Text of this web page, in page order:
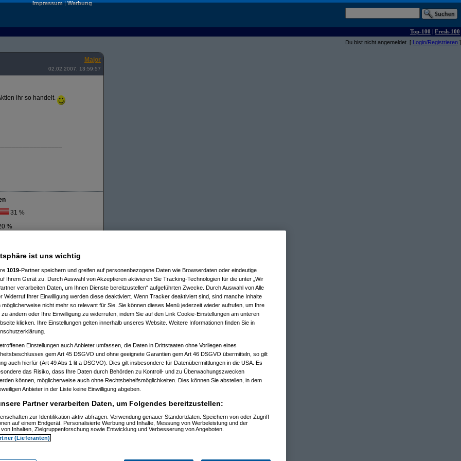
Impressum|Werbung
Top-100 | Fresh-100
Du bist nicht angemeldet. [ Login/Registrieren ]
Major
02.02.2007, 13:59:57
ihr so handelt.
31 %
%
ist uns wichtig
1019-Partner speichern und greifen auf personenbezogene Daten wie Browserdaten oder eindeutige
Ihrem Gerät zu. Durch Auswahl von Akzeptieren aktivieren Sie Tracking-Technologien für die unter „Wir
verarbeiten Daten, um Ihnen Dienste bereitzustellen“ aufgeführten Zwecke. Durch Auswahl von Alle
Widerruf Ihrer Einwilligung werden diese deaktiviert. Wenn Tracker deaktiviert sind, sind manche Inhalte
möglicherweise nicht mehr so relevant für Sie. Sie können dieses Menü jederzeit wieder aufrufen, um Ihre
zu ändern oder Ihre Einwilligung zu widerrufen, indem Sie auf den Link Cookie-Einstellungen am unteren
klicken. Ihre Einstellungen gelten innerhalb unseres Website. Weitere Informationen finden Sie in
Einstellungen auch Anbieter umfassen, die Daten in Drittstaaten ohne Vorliegen eines
gem Art 45 DSGVO und ohne geeignete Garantien gem Art 46 DSGVO übermitteln, so gilt
auch hierfür (Art 49 Abs 1 lit a DSGVO). Dies gilt insbesondere für Datenübermittlungen in die USA. Es
das Risiko, dass Ihre Daten durch Behörden zu Kontroll- und zu Überwachungszwecken
können, möglicherweise auch ohne Rechtsbehelfsmöglichkeiten. Dies können Sie abstellen, in dem
Anbieter in der Liste keine Einwilligung abgeben.
Partner verarbeiten Daten, um Folgendes bereitzustellen:
zur Identifikation aktiv abfragen. Verwendung genauer Standortdaten. Speichern von oder Zugriff
auf einem Endgerät. Personalisierte Werbung und Inhalte, Messung von Werbeleistung und der
Inhalten, Zielgruppenforschung sowie Entwicklung und Verbesserung von Angeboten.
(Lieferanten)